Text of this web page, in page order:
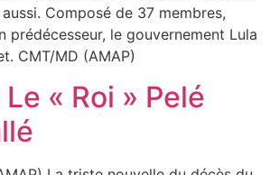
Composé de 37 membres,
prédécesseur, le gouvernement Lula
CMT/MD (AMAP)
« Roi » Pelé